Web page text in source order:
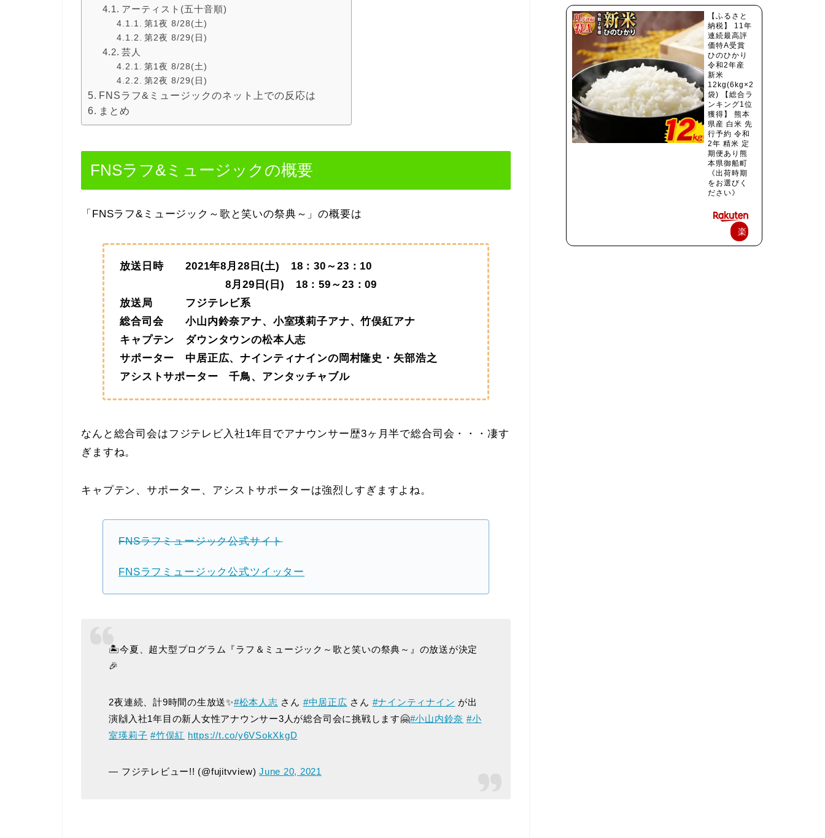
アーティスト(五十音順)
第1夜 8/28(土)
第2夜 8/29(日)
芸人
第1夜 8/28(土)
第2夜 8/29(日)
FNSラフ&ミュージックのネット上での反応は
まとめ
FNSラフ&ミュージックの概要
「FNSラフ&ミュージック～歌と笑いの祭典～」の概要は
放送日時 2021年8月28日(土) 18：30～23：10
8月29日(日) 18：59～23：09
放送局 フジテレビ系
総合司会 小山内鈴奈アナ、小室瑛莉子アナ、竹俣紅アナ
キャプテン ダウンタウンの松本人志
サポーター 中居正広、ナインティナインの岡村隆史・矢部浩之
アシストサポーター 千鳥、アンタッチャブル
なんと総合司会はフジテレビ入社1年目でアナウンサー歴3ヶ月半で総合司会・・・凄す
ぎますね。
キャプテン、サポーター、アシストサポーターは強烈しすぎますよね。
FNSラフミュージック公式サイト
FNSラフミュージック公式ツイッター
🏝️今夏、超大型プログラム『ラフ＆ミュージック～歌と笑いの祭典～』の放送が決定
🎉
2夜連続、計9時間の生放送✨#松本人志 さん #中居正広 さん #ナインティナイン が出
演🙌入社1年目の新人女性アナウンサー3人が総合司会に挑戦します🤗#小山内鈴奈 #小
室瑛莉子 #竹俣紅 https://t.co/y6VSokXkgD
— フジテレビュー!! (@fujitvview)June 20, 2021
【ふるさと
納税】 11年
連続最高評
価特A受賞
ひのひかり
令和2年産
新米
12kg(6kg×2
袋) 【総合ラ
ンキング1位
獲得】 熊本
県産 白米 先
行予約 令和
2年 精米 定
期便あり熊
本県御船町
《出荷時期
をお選びく
ださい》
楽